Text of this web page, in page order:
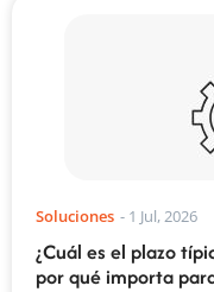
Soluciones - 1 Jul, 2026
¿Cuál es el plazo
por qué importa